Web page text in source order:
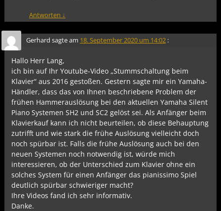
Antworten ↓
Gerhard sagte am 18. September 2020 um 14:02 :
Hallo Herr Lang,
ich bin auf Ihr Youtube-Video „Stummschaltung beim
Klavier“ aus 2016 gestoßen. Gestern sagte mir ein Yamaha-
Händler, dass das von Ihnen beschriebene Problem der
frühen Hammerauslösung bei den aktuellen Yamaha Silent
Piano Systemen SH2 und SC2 gelöst sei. Als Anfänger beim
Klavierkauf kann ich nicht beurteilen, ob diese Behauptung
zutrifft und wie stark die frühe Auslösung vielleicht doch
noch spürbar ist. Falls die frühe Auslösung auch bei den
neuen Systemen noch notwendig ist, würde mich
interessieren, ob der Unterschied zum Klavier ohne ein
solches System für einen Anfänger das pianissimo Spiel
deutlich spürbar schwieriger macht?
Ihre Videos fand ich sehr informativ.
Danke.